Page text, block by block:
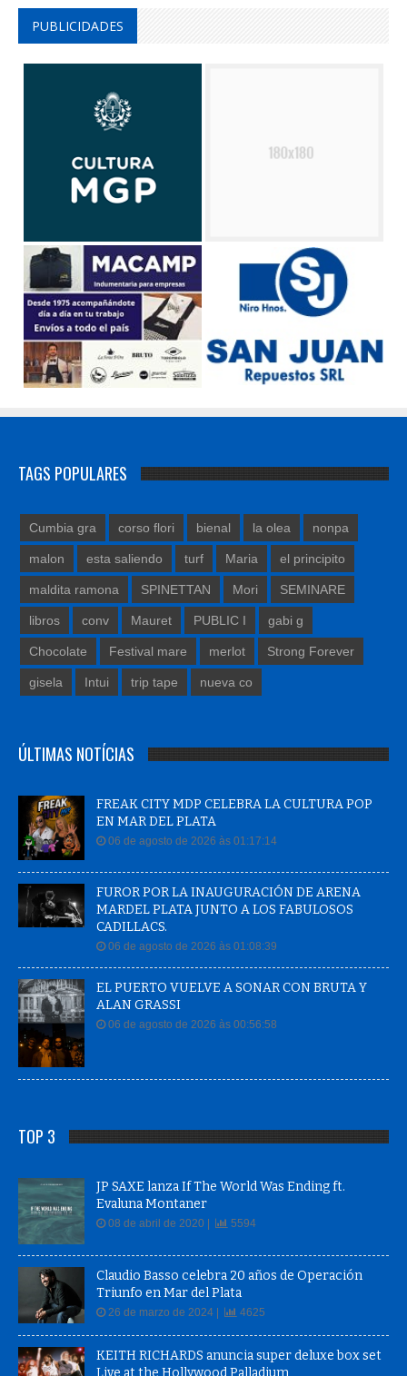
PUBLICIDADES
TAGS POPULARES
Cumbia gra corso flori bienal la olea nonpa
malon esta saliendo turf Maria el principito
maldita ramona SPINETTAN Mori SEMINARE
libros conv Mauret PUBLIC I gabi g
Chocolate Festival mare merlot Strong Forever
gisela Intui trip tape nueva co
ÚLTIMAS NOTÍCIAS
FREAK CITY MDP CELEBRA LA CULTURA POP
EN MAR DEL PLATA
06 de agosto de 2026 às 01:17:14
FUROR POR LA INAUGURACIÓN DE ARENA
MARDEL PLATA JUNTO A LOS FABULOSOS
CADILLACS.
06 de agosto de 2026 às 01:08:39
EL PUERTO VUELVE A SONAR CON BRUTA Y
ALAN GRASSI
06 de agosto de 2026 às 00:56:58
TOP 3
JP SAXE lanza If The World Was Ending ft.
Evaluna Montaner
08 de abril de 2020 | 5594
Claudio Basso celebra 20 años de Operación
Triunfo en Mar del Plata
26 de marzo de 2024 | 4625
KEITH RICHARDS anuncia super deluxe box set
Live at the Hollywood Palladium